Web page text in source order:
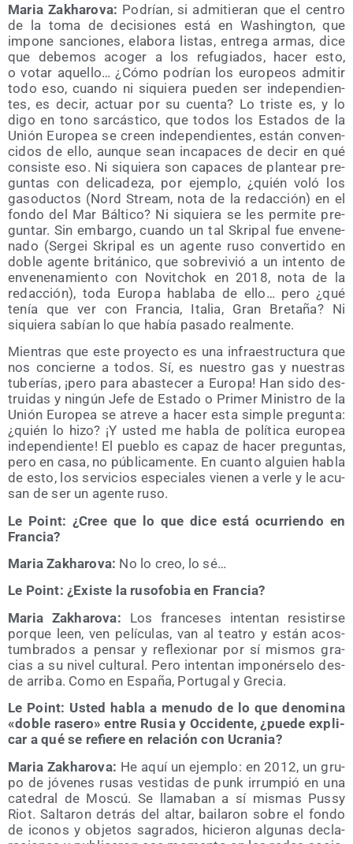
Maria Zakha­ro­va: Podrían, si admi­tie­ran que el cen­tro
de la toma de deci­sio­nes está en Washing­ton, que
impo­ne san­cio­nes, ela­bo­ra lis­tas, entre­ga armas, dice
que debe­mos aco­ger a los refu­gia­dos, hacer esto,
o votar aque­llo… ¿Cómo podrían los euro­peos admi­tir
todo eso, cuan­do ni siquie­ra pue­den ser inde­pen­dien­
tes, es decir, actuar por su cuen­ta? Lo tris­te es, y lo
digo en tono sar­cás­ti­co, que todos los Esta­dos de la
Unión Euro­pea se creen inde­pen­dien­tes, están con­ven­
ci­dos de ello, aun­que sean inca­pa­ces de decir en qué
con­sis­te eso. Ni siquie­ra son capa­ces de plan­tear pre­
gun­tas con deli­ca­de­za, por ejem­plo, ¿quién voló los
gaso­duc­tos (Nord Stream, nota de la redac­ción) en el
fon­do del Mar Bál­ti­co? Ni siquie­ra se les per­mi­te pre­
gun­tar. Sin embar­go, cuan­do un tal Skri­pal fue enve­ne­
na­do (Ser­gei Skri­pal es un agen­te ruso con­ver­ti­do en
doble agen­te bri­tá­ni­co, que sobre­vi­vió a un inten­to de
enve­ne­na­mien­to con Novit­chok en 2018, nota de la
redac­ción), toda Euro­pa habla­ba de ello… pero ¿qué
tenía que ver con Fran­cia, Ita­lia, Gran Bre­ta­ña? Ni
siquie­ra sabían lo que había pasa­do realmente.
Mien­tras que este pro­yec­to es una infra­es­truc­tu­ra que
nos con­cier­ne a todos. Sí, es nues­tro gas y nues­tras
tube­rías, ¡pero para abas­te­cer a Euro­pa! Han sido des­
trui­das y nin­gún Jefe de Esta­do o Pri­mer Minis­tro de la
Unión Euro­pea se atre­ve a hacer esta sim­ple pre­gun­ta:
¿quién lo hizo? ¡Y usted me habla de polí­ti­ca euro­pea
inde­pen­dien­te! El pue­blo es capaz de hacer pre­gun­tas,
pero en casa, no públi­ca­men­te. En cuan­to alguien habla
de esto, los ser­vi­cios espe­cia­les vie­nen a ver­le y le acu­
san de ser un agen­te ruso.
Le Point: ¿Cree que lo que dice está ocu­rrien­do en
Francia?
Maria Zakha­ro­va: No lo creo, lo sé…
Le Point: ¿Exis­te la ruso­fo­bia en Francia?
Maria Zakha­ro­va: Los fran­ce­ses inten­tan resis­tir­se
por­que leen, ven pelí­cu­las, van al tea­tro y están acos­
tum­bra­dos a pen­sar y refle­xio­nar por sí mis­mos gra­
cias a su nivel cul­tu­ral. Pero inten­tan impo­nér­se­lo des­
de arri­ba. Como en Espa­ña, Por­tu­gal y Grecia.
Le Point: Usted habla a menu­do de lo que deno­mi­na
«doble rase­ro» entre Rusia y Occi­den­te, ¿pue­de expli­
car a qué se refie­re en rela­ción con Ucrania?
Maria Zakha­ro­va: He aquí un ejem­plo: en 2012, un gru­
po de jóve­nes rusas ves­ti­das de punk irrum­pió en una
cate­dral de Mos­cú. Se lla­ma­ban a sí mis­mas Pussy
Riot. Sal­ta­ron detrás del altar, bai­la­ron sobre el fon­do
de ico­nos y obje­tos sagra­dos, hicie­ron algu­nas decla­